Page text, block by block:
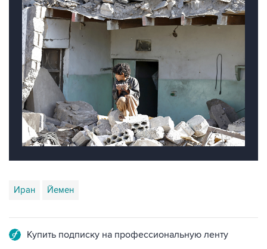
Иран Йемен
Купить подписку на профессиональную ленту